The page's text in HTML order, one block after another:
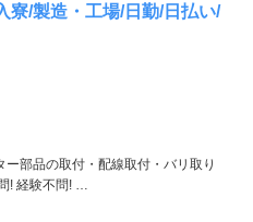
寮/製造・工場/日勤/日払い/
ー部品の取付・配線取付・バリ取り
! 経験不問! …